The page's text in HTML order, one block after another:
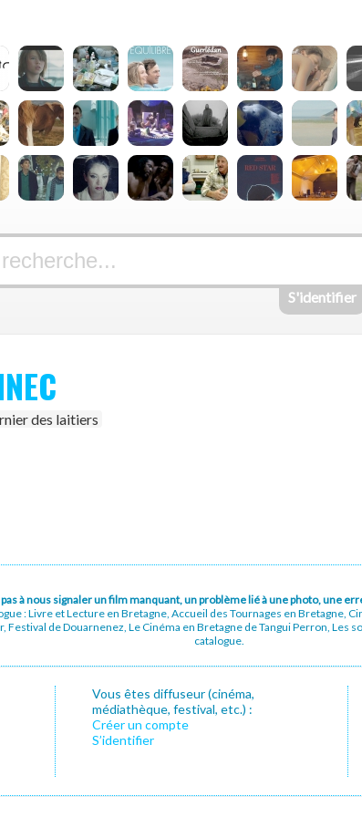
S'identifier
des laitiers
à nous signaler un film manquant, un problème lié à une photo, une
: Livre et Lecture en Bretagne, Accueil des Tournages en Bretagne,
de Douarnenez, Le Cinéma en Bretagne de Tangui Perron, Les
catalogue.
Vous êtes diffuseur (cinéma,
médiathèque, festival, etc.) :
Créer un compte
S’identifier